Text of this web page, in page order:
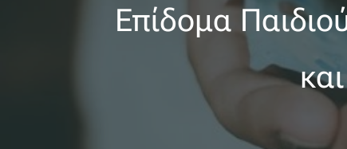
Επίδομα